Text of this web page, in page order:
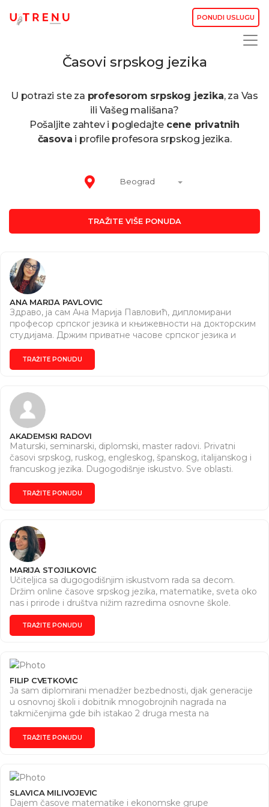
PONUDI USLUGU
Časovi srpskog jezika
U potrazi ste za profesorom srpskog jezika, za Vas
ili Vašeg mališana?
Pošaljite zahtev i pogledajte cene privatnih
časova i profile profesora srpskog jezika.
Beograd
TRAŽITE VIŠE PONUDA
ANA MARIJA PAVLOVIC
Здраво, ја сам Ана Марија Павловић, дипломирани
професор српског језика и књижевности на докторским
студијама. Држим приватне часове српског језика и
књижевности ученицима свих узраста, као и студентима.
Уколико ти је потребан додатни час из српског језика и
књижевности или ти је потребна помоћ за припремање
неког испита на факултету, буди слободан да ми се
јавиш. Часове држим онлајн или уживо онима који су из
Крагујевца. Цену часова договарамо.
TRAŽITE PONUDU
AKADEMSKI RADOVI
Maturski, seminarski, diplomski, master radovi. Privatni
časovi srpskog, ruskog, engleskog, španskog, italijanskog i
francuskog jezika. Dugogodišnje iskustvo. Sve oblasti.
Dogovor za vreme i cene. Pišite nam na Instagram (
https://www.instagram.com/seminarski2010?
igsh=MWxzZmZxazB3OThvMw== ) ili na e-mail
TRAŽITE PONUDU
MARIJA STOJILKOVIC
Učiteljica sa dugogodišnjim iskustvom rada sa decom.
Držim online časove srpskog jezika, matematike, sveta oko
nas i prirode i društva nižim razredima osnovne škole.
TRAŽITE PONUDU
FILIP CVETKOVIC
Ja sam diplomirani menadžer bezbednosti, djak generacije
u osnovnoj školi i dobitnik mnogobrojnih nagrada na
takmičenjima gde bih istakao 2 druga mesta na
republičkom nivou. Dajem časove srpskog jezika
osnovcima sa ciljem da im pomognem u poteškoćama u
savladavanju gradiva. Jasno, konkretno i sa rezultatima.
TRAŽITE PONUDU
SLAVICA MILIVOJEVIC
Dajem časove matematike i ekonomske grupe